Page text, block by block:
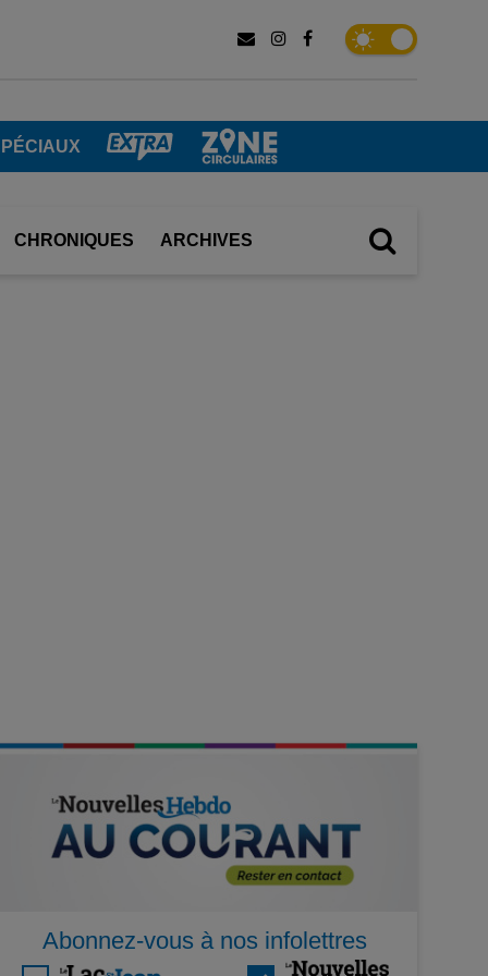
CHRONIQUES ARCHIVES
Abonnez-vous à nos infolettres